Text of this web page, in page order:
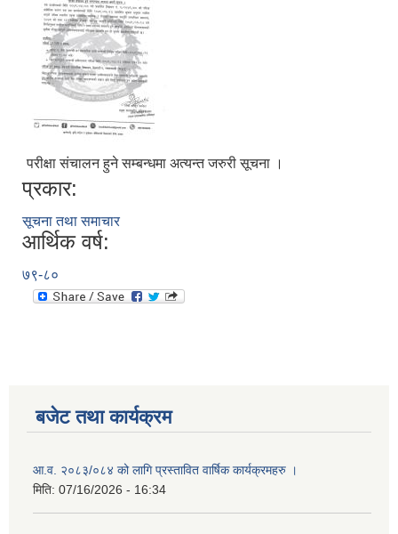
परीक्षा संचालन हुने सम्बन्धमा अत्यन्त जरुरी सूचना ।
प्रकार:
सूचना तथा समाचार
आर्थिक वर्ष:
७९-८०
बजेट तथा कार्यक्रम
आ.व. २०८३/०८४ को लागि प्रस्तावित वार्षिक कार्यक्रमहरु ।
मिति: 07/16/2026 - 16:34